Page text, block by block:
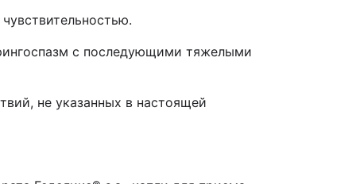
с последующими тяжелыми
не указанных в настоящей